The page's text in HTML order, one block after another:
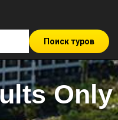
Поиск туров
Only